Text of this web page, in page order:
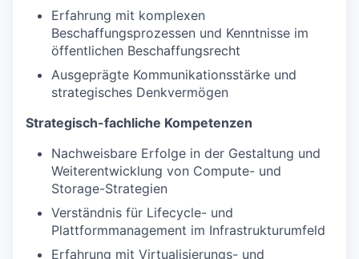
Erfahrung mit komplexen
Beschaffungsprozessen und Kenntnisse im
öffentlichen Beschaffungsrecht
Ausgeprägte Kommunikationsstärke und
strategisches Denkvermögen
Strategisch-fachliche Kompetenzen
Nachweisbare Erfolge in der Gestaltung und
Weiterentwicklung von Compute- und
Storage-Strategien
Verständnis für Lifecycle- und
Plattformmanagement im Infrastrukturumfeld
Erfahrung mit Virtualisierungs- und